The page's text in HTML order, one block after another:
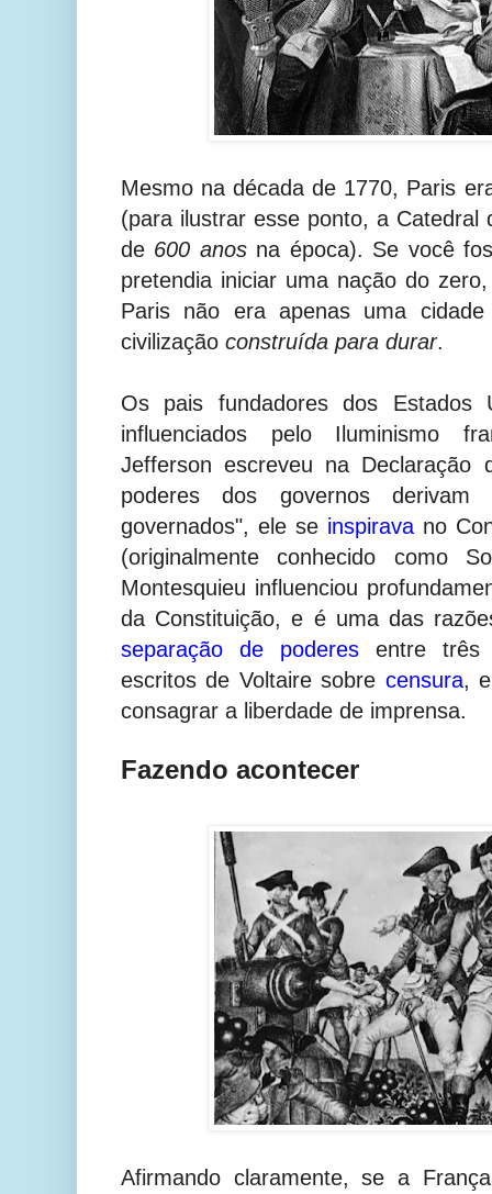
Mesmo na década de 1770, Paris
(para ilustrar esse ponto, a Catedral
de 600 anos na época). Se você
pretendia iniciar uma nação do
Paris não era apenas uma
civilização construída para durar.
Os pais fundadores dos Estados
influenciados pelo Iluminismo
Jefferson escreveu na Declaração
poderes dos governos derivam
governados", ele se inspirava no
(originalmente conhecido como
Montesquieu influenciou
da Constituição, e é uma das
separação de poderes entre três
escritos de Voltaire sobre censura,
consagrar a liberdade de imprensa.
Fazendo acontecer
Afirmando claramente, se a